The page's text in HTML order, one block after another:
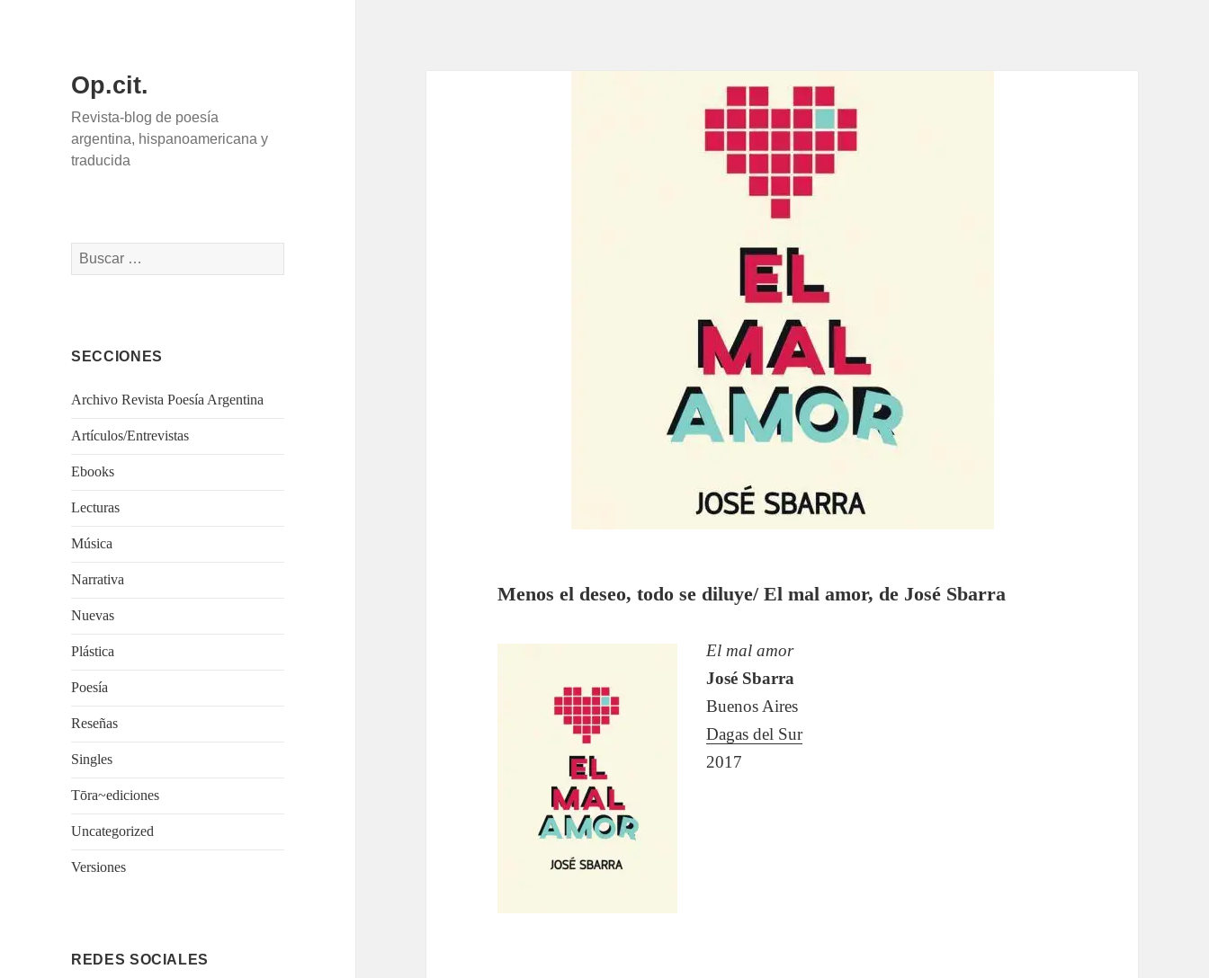
Op.cit.
Revista-blog de poesía
argentina, hispanoamericana y
traducida
Buscar:
SECCIONES
Archivo Revista Poesía Argentina
Artículos/Entrevistas
Ebooks
Lecturas
Música
Narrativa
Nuevas
Plástica
Poesía
Reseñas
Singles
Tōra~ediciones
Uncategorized
Versiones
REDES SOCIALES
Menos el deseo, todo se diluye/ El mal amor, de José Sbarra
El mal amor
José Sbarra
Buenos Aires
Dagas del Sur
2017